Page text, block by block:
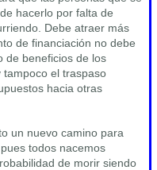
hacerlo por falta de
Debe atraer más
de financiación no debe
de beneficios de los
tampoco el traspaso
hacia otras
un nuevo camino para
todos nacemos
de morir siendo